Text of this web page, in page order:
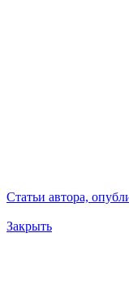
Статьи автора,
Закрыть